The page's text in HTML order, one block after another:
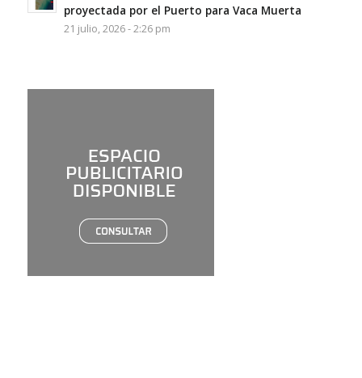
proyectada por el Puerto para Vaca Muerta
21 julio, 2026 - 2:26 pm